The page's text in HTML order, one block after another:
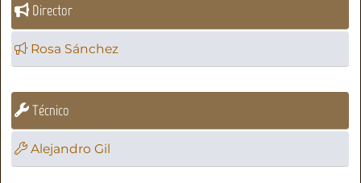
Director
Rosa Sánchez
Técnico
Alejandro Gil